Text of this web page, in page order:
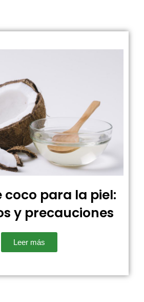
coco para la piel:
y precauciones
Leer más